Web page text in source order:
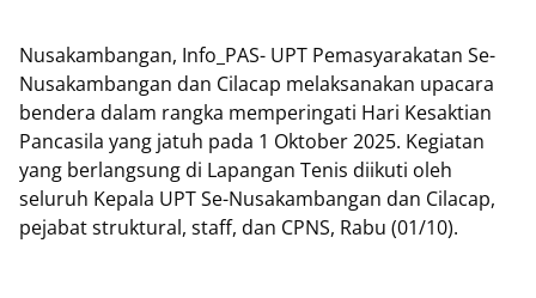
Nusakambangan, Info_PAS- UPT Pemasyarakatan Se-
Nusakambangan dan Cilacap melaksanakan upacara
bendera dalam rangka memperingati Hari Kesaktian
Pancasila yang jatuh pada 1 Oktober 2025. Kegiatan
yang berlangsung di Lapangan Tenis diikuti oleh
seluruh Kepala UPT Se-Nusakambangan dan Cilacap,
pejabat struktural, staff, dan CPNS, Rabu (01/10).